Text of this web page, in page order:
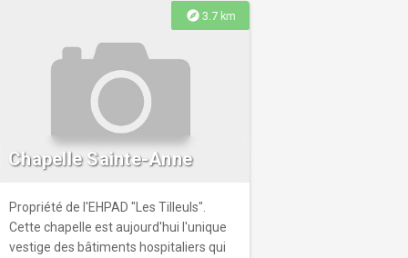
explore 3.7 km
Chapelle Sainte-Anne
Propriété de l'EHPAD "Les Tilleuls".
Cette chapelle est aujourd'hui l'unique
vestige des bâtiments hospitaliers qui